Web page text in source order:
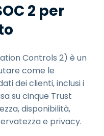
2 per
Controls 2) è un
come le
dei clienti, inclusi i
su cinque Trust
disponibilità,
e privacy.